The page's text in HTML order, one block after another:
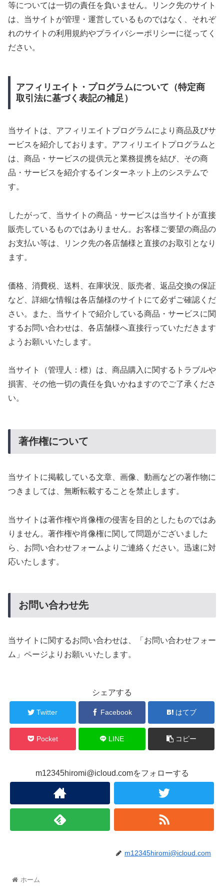
等については一切の責任を負いません。リンク先のサイト
は、当サイトが管理・運営しているものではなく、それぞ
れのサイトの利用規約やプライバシーポリシーに従ってく
ださい。
アフィリエイト・プログラムについて（特定商
取引法に基づく表記の補足）
当サイトは、アフィリエイトプログラムにより商品及びサ
ービスを紹介しております。アフィリエイトプログラムと
は、商品・サービスの提供元と業務提携を結び、その商
品・サービスを紹介するインターネット上のシステムで
す。
したがって、当サイトの商品・サービスは当サイトが直接
販売しているものではありません。お客様ご要望の商品の
お支払い等は、リンク先の各店舗様と直接のお取引となり
ます。
価格、消費税、送料、在庫状況、販売者、返品交換の保証
など、詳細な情報は各店舗様のサイトにて必ずご確認くだ
さい。また、当サイトで紹介している商品・サービスに関
するお問い合わせは、各店舗様へ直接行っていただきます
ようお願いいたします。
当サイト（管理人：標）は、商品購入に関するトラブルや
損害、その他一切の責任を負いかねますのでご了承くださ
い。
著作権について
当サイトに掲載している文章、画像、動画などの著作物に
つきましては、無断転載することを禁止します。
当サイトは著作権や肖像権の侵害を目的としたものではあ
りません。著作権や肖像権に関して問題がございました
ら、お問い合わせフォームよりご連絡ください。迅速に対
応いたします。
お問い合わせ先
当サイトに関するお問い合わせは、「お問い合わせフォー
ム」ページよりお願いいたします。
シェアする
Twitter Facebook はてブ
Pocket LINE コピー
m12345hiromi@icloud.comをフォローする
m12345hiromi@icloud.com
ホーム